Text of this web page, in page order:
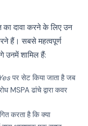
दावा करने के लिए उन
हैं। सबसे महत्वपूर्ण
उनमें शामिल हैं:
Yesपर सेट किया जाता है जब
MSPA ढांचे द्वारा कवर
करता है कि क्या